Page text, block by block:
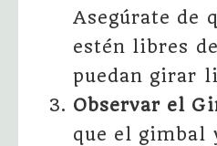
Asegúrate de
estén libres
puedan girar
Observar el
que el gimbal